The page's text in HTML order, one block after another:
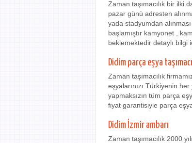
Zaman taşımacılık bir ilki
pazar günü adresten
yada stadyumdan
başlamıştır kamyonet ,
beklemektedir detaylı bilgi
Didim parça eşya
Zaman taşımacılık
eşyalarınızı Türkiyenin
yapmaksızın tüm parça
fiyat garantisiyle parça
Didim İzmir ambarı
Zaman taşımacılık 2000